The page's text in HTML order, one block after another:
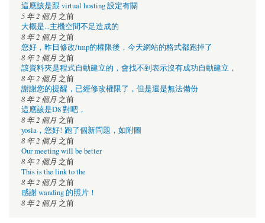
這應該是跟 virtual hosting 設定有關
5 年 2 個月 之前
大概是...主機空間不足造成的
8 年 2 個月 之前
您好，昨日修改/tmp的權限後，今天網站的格式都跑掉了
8 年 2 個月 之前
該資料夾是程式自動建立的，會找不到表示沒有成功自動建立，
8 年 2 個月 之前
謝謝您的提醒，已經修改權限了，但是還是無法備份
8 年 2 個月 之前
這應該是D8 對吧，
8 年 2 個月 之前
yosia，您好! 跑了個新問題，如附圖
8 年 2 個月 之前
Our meeting will be better
8 年 2 個月 之前
This is the link to the
8 年 2 個月 之前
感謝 wanding 的照片！
8 年 2 個月 之前